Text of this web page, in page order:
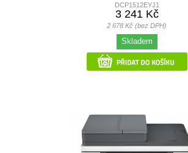
DCP1512EYJ1
3 241 Kč
2 678 Kč (bez DPH)
Skladem